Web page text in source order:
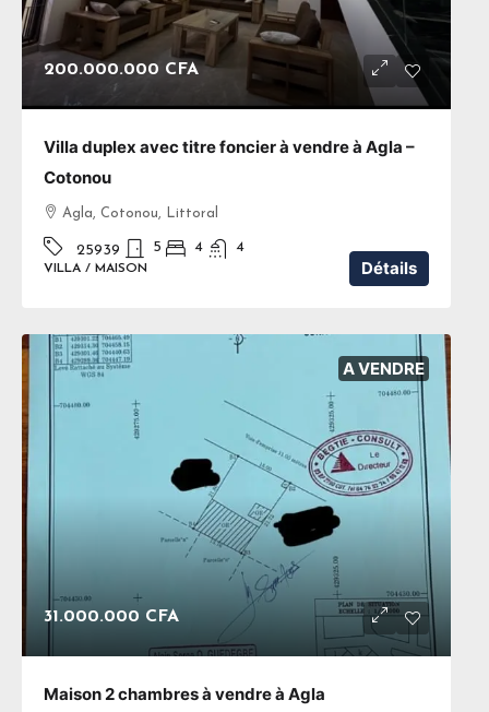
200.000.000 CFA
Villa duplex avec titre foncier à vendre à Agla –
Cotonou
Agla, Cotonou, Littoral
25939 5 4 4
VILLA / MAISON Détails
A VENDRE
31.000.000 CFA
Maison 2 chambres à vendre à Agla